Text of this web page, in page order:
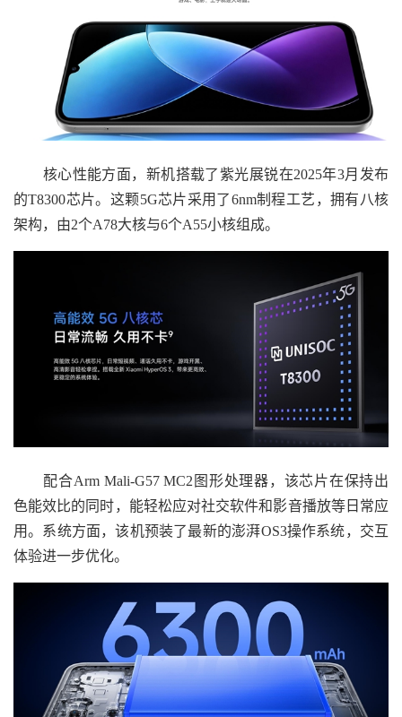
核心性能方面，新机搭载了紫光展锐在2025年3月发布
的T8300芯片。这颗5G芯片采用了6nm制程工艺，拥有八核
架构，由2个A78大核与6个A55小核组成。
配合Arm Mali-G57 MC2图形处理器，该芯片在保持出
色能效比的同时，能轻松应对社交软件和影音播放等日常应
用。系统方面，该机预装了最新的澎湃OS3操作系统，交互
体验进一步优化。